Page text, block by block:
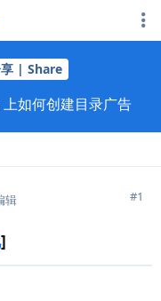
| Share
如何创建目录广告
辑 #1
]